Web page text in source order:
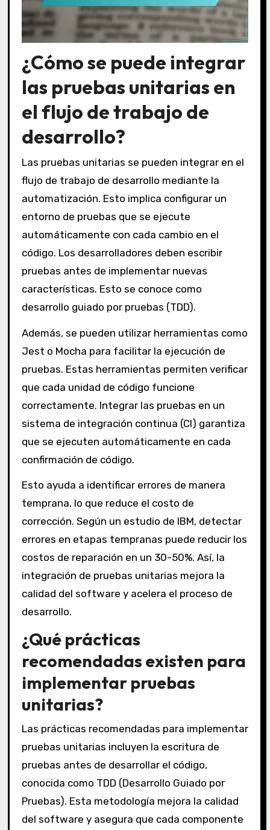
¿Cómo se puede integrar
las pruebas unitarias en
el flujo de trabajo de
desarrollo?
Las pruebas unitarias se pueden integrar en el
flujo de trabajo de desarrollo mediante la
automatización. Esto implica configurar un
entorno de pruebas que se ejecute
automáticamente con cada cambio en el
código. Los desarrolladores deben escribir
pruebas antes de implementar nuevas
características. Esto se conoce como
desarrollo guiado por pruebas (TDD).
Además, se pueden utilizar herramientas como
Jest o Mocha para facilitar la ejecución de
pruebas. Estas herramientas permiten verificar
que cada unidad de código funcione
correctamente. Integrar las pruebas en un
sistema de integración continua (CI) garantiza
que se ejecuten automáticamente en cada
confirmación de código.
Esto ayuda a identificar errores de manera
temprana, lo que reduce el costo de
corrección. Según un estudio de IBM, detectar
errores en etapas tempranas puede reducir los
costos de reparación en un 30-50%. Así, la
integración de pruebas unitarias mejora la
calidad del software y acelera el proceso de
desarrollo.
¿Qué prácticas
recomendadas existen para
implementar pruebas
unitarias?
Las prácticas recomendadas para implementar
pruebas unitarias incluyen la escritura de
pruebas antes de desarrollar el código,
conocida como TDD (Desarrollo Guiado por
Pruebas). Esta metodología mejora la calidad
del software y asegura que cada componente